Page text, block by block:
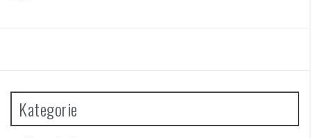
Kategorie